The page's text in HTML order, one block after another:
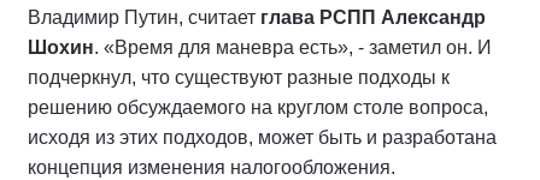
Владимир Путин, считает глава РСПП Александр
Шохин. «Время для маневра есть», - заметил он. И
подчеркнул, что существуют разные подходы к
решению обсуждаемого на круглом столе вопроса,
исходя из этих подходов, может быть и разработана
концепция изменения налогообложения.